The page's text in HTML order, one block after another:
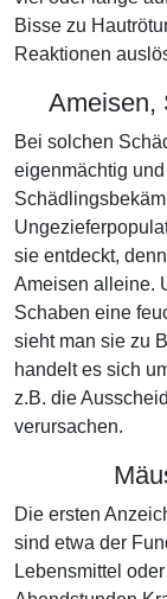
Bisse zu
Reaktionen
Ameisen,
Bei solchen
eigenmächtig
sie entdeckt,
Ameisen alleine.
Schaben eine
sieht man sie zu
handelt es sich
z.B. die
verursachen.
Die ersten
sind etwa der
Lebensmittel